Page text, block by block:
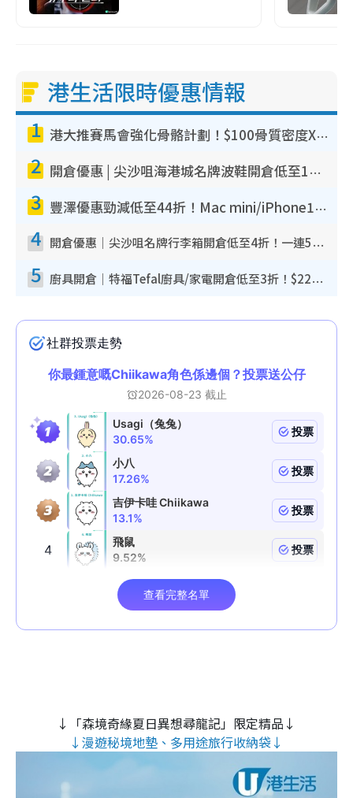
港生活限時優惠情報
1 港大推賽馬會強化骨骼計劃！$100骨質密度X光檢查 完成免費運動訓練送超市禮券！附參加資格
2 開倉優惠 | 尖沙咀海港城名牌波鞋開倉低至1折！On鞋$899起／Joy&Peace鞋履$98起
3 豐澤優惠勁減低至44折！Mac mini/iPhone17Pro大減價！廚房家電$220起
4 開倉優惠｜尖沙咀名牌行李箱開倉低至4折！一連5日 American Tourister/ace./Hallmark $200起！
5 廚具開倉｜特福Tefal廚具/家電開倉低至3折！$220起買平底鍋/炒鑊/湯煲！電飯煲/吸塵機/燙斗$418起
↓「森境奇緣夏日異想尋龍記」限定精品↓
↓漫遊秘境地墊、多用途旅行收納袋↓